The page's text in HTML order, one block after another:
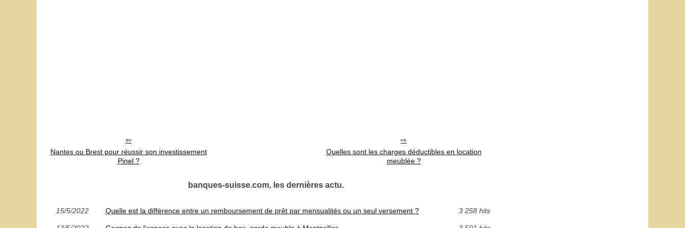
Nantes ou Brest pour réussir son investissement
Pinel ?
Quelles sont les charges déductibles en location
meublée ?
banques-suisse.com, les dernières actu.
15/5/2022 Quelle est la différence entre un remboursement de prêt par mensualités ou un seul versement ? 3 258 hits